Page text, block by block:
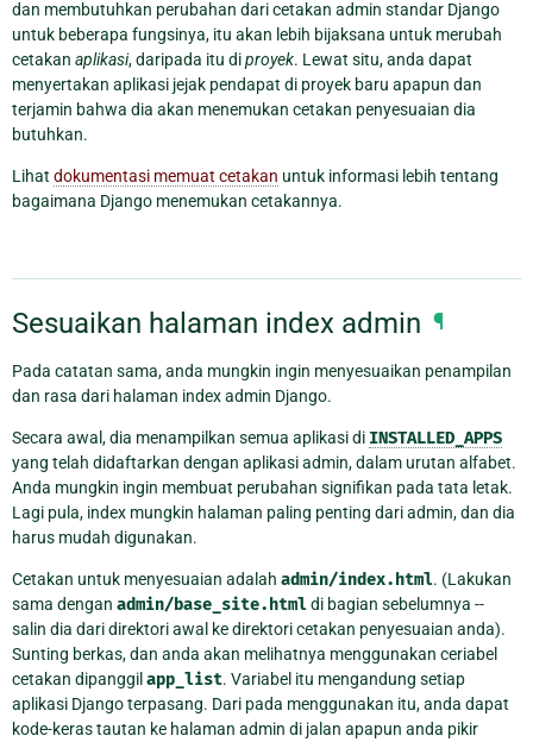
dan membutuhkan perubahan dari cetakan admin standar Django
untuk beberapa fungsinya, itu akan lebih bijaksana untuk merubah
cetakan aplikasi, daripada itu diproyek. Lewat situ, anda dapat
menyertakan aplikasi jejak pendapat di proyek baru apapun dan
terjamin bahwa dia akan menemukan cetakan penyesuaian dia
butuhkan.
Lihat dokumentasi memuat cetakan untuk informasi lebih tentang
bagaimana Django menemukan cetakannya.
Sesuaikan halaman index admin ¶
Pada catatan sama, anda mungkin ingin menyesuaikan penampilan
dan rasa dari halaman index admin Django.
Secara awal, dia menampilkan semua aplikasi di INSTALLED_APPS
yang telah didaftarkan dengan aplikasi admin, dalam urutan alfabet.
Anda mungkin ingin membuat perubahan signifikan pada tata letak.
Lagi pula, index mungkin halaman paling penting dari admin, dan dia
harus mudah digunakan.
Cetakan untuk menyesuaian adalah admin/index.html. (Lakukan
sama dengan admin/base_site.htmldi bagian sebelumnya --
salin dia dari direktori awal ke direktori cetakan penyesuaian anda).
Sunting berkas, dan anda akan melihatnya menggunakan ceriabel
cetakan dipanggil app_list. Variabel itu mengandung setiap
aplikasi Django terpasang. Dari pada menggunakan itu, anda dapat
kode-keras tautan ke halaman admin di jalan apapun anda pikir